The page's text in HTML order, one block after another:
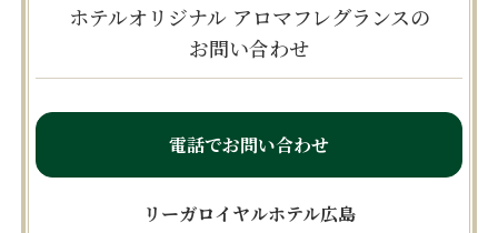
ホテルオリジナル アロマフレグランスの
お問い合わせ
電話でお問い合わせ
リーガロイヤルホテル広島